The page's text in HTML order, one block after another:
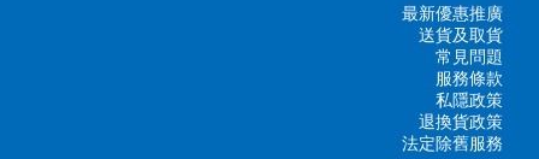
最新優惠推廣
送貨及取貨
常見問題
服務條款
私隱政策
退換貨政策
法定除舊服務